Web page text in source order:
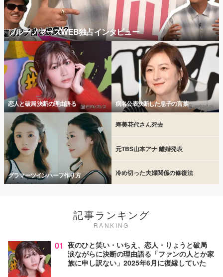
ブルーノマーズWEB独占インタビュー
恋人と破局 決断の理由語る 病名公表決断した息子の言葉
グラマーツインハーフ作り方
寿美花代さん死去
元TBS山本アナ 離婚発表
冷め切った夫婦関係の修復法
記事ランキング
RANKING
01 夜のひと笑い・いちえ、恋人・りょうと破局
涙ながらに決断の理由語る「ファンの人とか家
族に申し訳ない」2025年6月に復縁していた